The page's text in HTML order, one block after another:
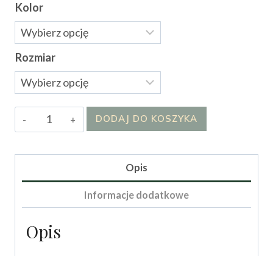
Kolor
Rozmiar
ilość
Spodnie
DODAJ DO KOSZYKA
Opis
Informacje dodatkowe
Opis